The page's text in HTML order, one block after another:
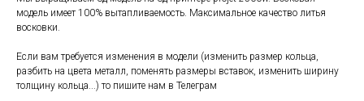
модель имеет 100% вытапливаемость. Максимальное качество литья
восковки.
Если вам требуется изменения в модели (изменить размер кольца,
разбить на цвета металл, поменять размеры вставок, изменить ширину
толщину кольца...) то пишите нам в Телеграм